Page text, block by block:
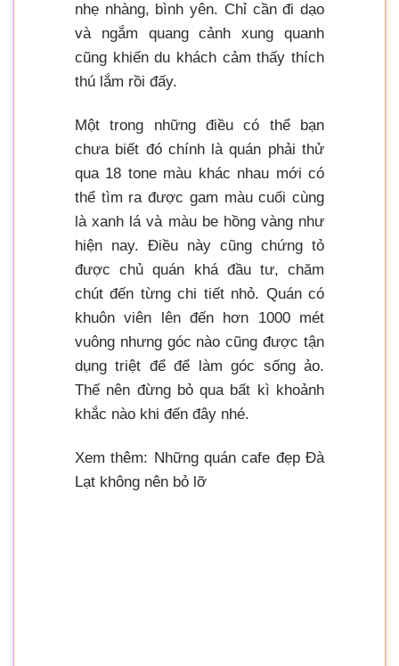
nhẹ nhàng, bình yên. Chỉ cần đi dạo
và ngắm quang cảnh xung quanh
cũng khiến du khách cảm thấy thích
thú lắm rồi đấy.
Một trong những điều có thể bạn
chưa biết đó chính là quán phải thử
qua 18 tone màu khác nhau mới có
thể tìm ra được gam màu cuối cùng
là xanh lá và màu be hồng vàng như
hiện nay. Điều này cũng chứng tỏ
được chủ quán khá đầu tư, chăm
chút đến từng chi tiết nhỏ. Quán có
khuôn viên lên đến hơn 1000 mét
vuông nhưng góc nào cũng được tận
dụng triệt để để làm góc sống ảo.
Thế nên đừng bỏ qua bất kì khoảnh
khắc nào khi đến đây nhé.
Xem thêm: Những quán cafe đẹp Đà
Lạt không nên bỏ lỡ